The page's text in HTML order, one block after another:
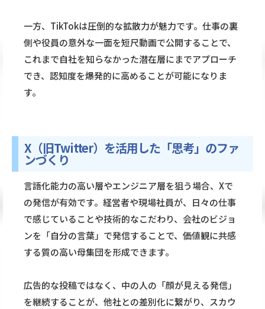
一方、TikTokは圧倒的な拡散力が魅力です。仕事の裏
側や役員の意外な一面を短尺動画で公開することで、
これまで自社を知らなかった潜在層にまでアプローチ
でき、認知度を爆発的に高めることが可能になりま
す。
X（旧Twitter）を活用した「思考」のファ
ンづくり
言語化能力の高い層やエンジニア層を狙う場合、Xで
の発信が有効です。経営者や現場社員が、日々の仕事
で感じていることや技術的なこだわり、会社のビジョ
ンを「自分の言葉」で発信することで、価値観に共感
する質の高い母集団を形成できます。
広告的な投稿ではなく、中の人の「顔が見える発信」
を継続することが、他社との差別化に繋がり、スカウ